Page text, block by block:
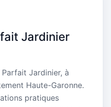
Jardinier
Jardinier, à
Haute-Garonne.
pratiques